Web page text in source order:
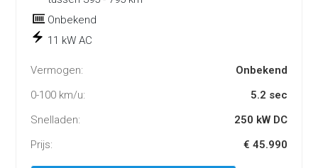
Onbekend
11 kW AC
Vermogen:
Onbekend
0-100 km/u:
5.2 sec
Snelladen:
250 kW DC
Prijs:
€ 45.990